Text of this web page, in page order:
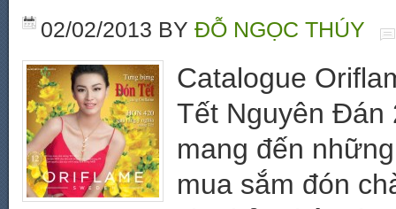
02/02/2013 BY ĐỖ NGỌC THÚY
Catalogue
Tết Nguyên Đán
mang đến
mua sắm đón